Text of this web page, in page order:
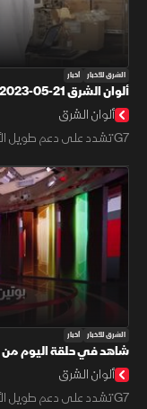
الشرق للأخبار أخبار
ألوان الشرق 21-05-2023
ألوان الشرق
G7 تشدد على دعم طويل الأمد لكييف. بوتين: معركة باخموت انتهت
الشرق للأخبار أخبار
شاهد في حلقة اليوم من
ألوان الشرق
G7 تشدد على دعم طويل الأمد لكييف. بوتين: معركة باخموت انتهت